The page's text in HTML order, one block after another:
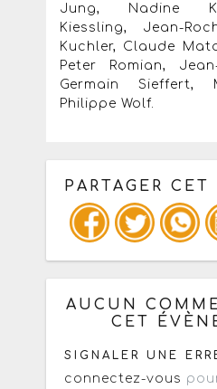
Jung, Nadine
Kiessling, Jean-
Kuchler, Claude
Peter Romian,
Germain Sieffert,
Philippe Wolf.
PARTAGER
Copiez les infos ci-
: mail / forum /
AUCUN
CET
SIGNALER UNE
connectez-vous